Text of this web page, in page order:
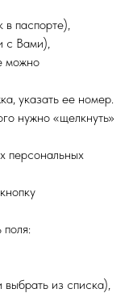
паспорте),
с Вами),
можно
указать ее номер.
нужно «щелкнуть»
персональных
выбрать из списка),